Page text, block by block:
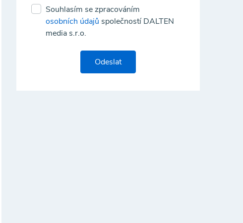
Souhlasím se zpracováním
osobních údajů společností DALTEN
media s.r.o.
Odeslat